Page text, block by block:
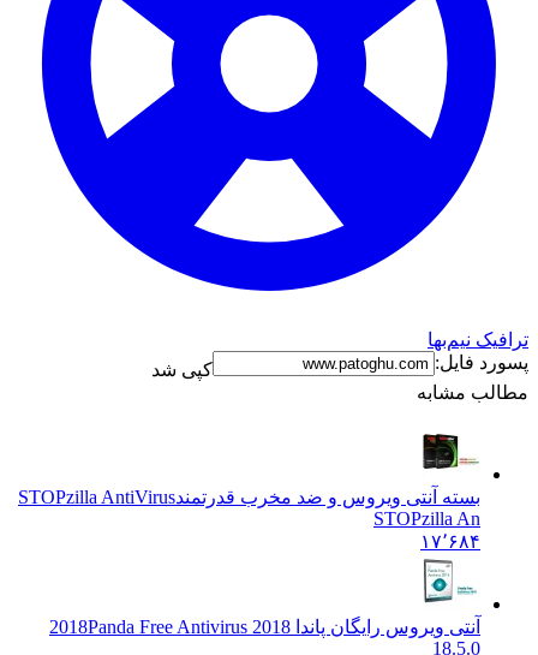
نیم‌بها
فایل:
کپی شد
مشابه
بسته آنتی ویروس و ضد مخرب قدرتمندSTOPzilla AntiVirus
STOPzilla An
۱۷٬۶۸۴
آنتی ویروس رایگان پاندا 2018Panda Free Antivirus 2018